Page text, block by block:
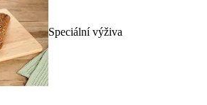
Speciální výživa